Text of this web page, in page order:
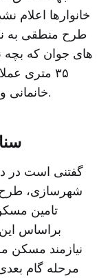
خانوارها اعلام
طرح منطقی به
۳۵ متری
خانمانی و تامین مکانی برای خوابیدن خواهد بود.
گفتنی است در
شهرسازی، طرح
تامین
براساس
نیازمند
مرحله گام